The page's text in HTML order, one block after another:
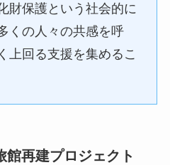
財保護という社会的に
くの人々の共感を呼
上回る支援を集めるこ
館再建プロジェクト